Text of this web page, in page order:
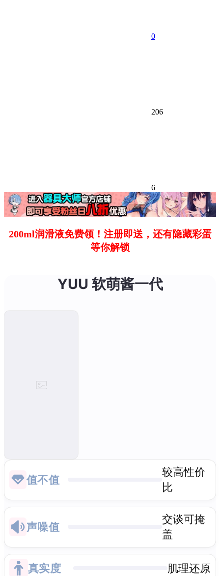
0
206
6
200ml润滑液免费领！注册即送，还有隐藏彩蛋
等你解锁
YUU 软萌酱一代
值不值
较高性价
比
声噪值
交谈可掩
盖
真实度 肌理还原